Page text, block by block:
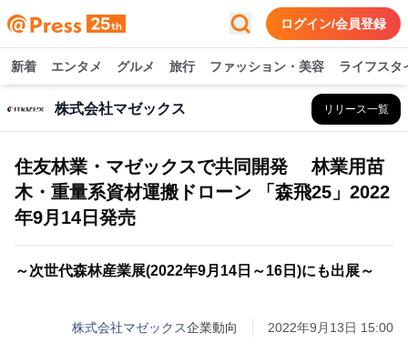
ログイン/会員登録
新着 エンタメ グルメ 旅行 ファッション・美容 ライフスタ
株式会社マゼックス リリース一覧
住友林業・マゼックスで共同開発 林業用苗
木・重量系資材運搬ドローン 「森飛25」2022
年9月14日発売
～次世代森林産業展(2022年9月14日～16日)にも出展～
株式会社マゼックス企業動向 2022年9月13日 15:00